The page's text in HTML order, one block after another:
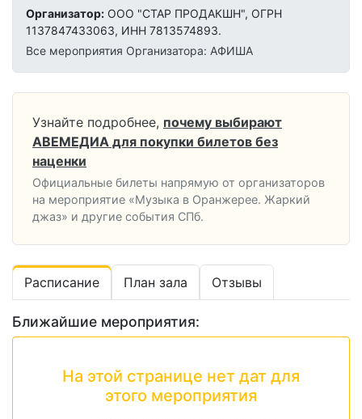
Организатор: ООО "СТАР ПРОДАКШН", ОГРН
1137847433063, ИНН 7813574893.
Все мероприятия Организатора: АФИША
Узнайте подробнее, почему выбирают
АВЕМЕДИА для покупки билетов без
наценки
Официальные билеты напрямую от организаторов
на мероприятие «Музыка в Оранжерее. Жаркий
джаз» и другие события СПб.
Расписание План зала Отзывы
Ближайшие мероприятия:
На этой странице нет дат для
этого мероприятия